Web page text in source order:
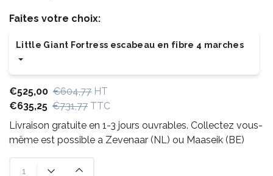
Faites votre choix:
Little Giant Fortress escabeau en fibre 4 marches
€525,00 €604,77 HT
€635,25 €731,77 TTC
Livraison gratuite en 1-3 jours ouvrables. Collectez vous-
mëme est possible a Zevenaar (NL) ou Maaseik (BE)